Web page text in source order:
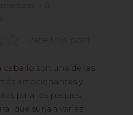
caballo son una de las
emocionantes y
para los peques,
que surjan varias